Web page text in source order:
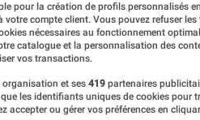
pour la création de profils personnalisés
votre compte client. Vous pouvez refuser
nécessaires au fonctionnement
catalogue et la personnalisation des
vos transactions.
organisation et ses 419 partenaires
les identifiants uniques de cookies pour
accepter ou gérer vos préférences en